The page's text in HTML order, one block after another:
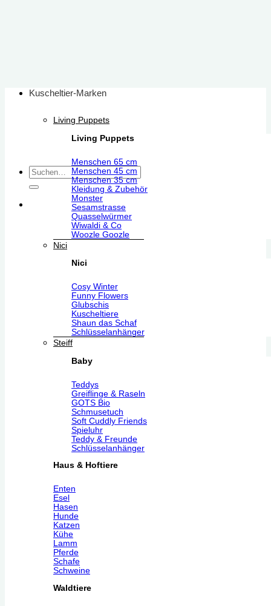
Suchen
nach:
Kuscheltier-Marken
Living Puppets
Living Puppets
Menschen 65 cm
Menschen 45 cm
Menschen 35 cm
Kleidung & Zubehör
Monster
Sesamstrasse
Quasselwürmer
Wiwaldi & Co
Woozle Goozle
Nici
Nici
Cosy Winter
Funny Flowers
Glubschis
Kuscheltiere
Shaun das Schaf
Schlüsselanhänger
Steiff
Baby
Teddys
Greiflinge & Raseln
GOTS Bio
Schmusetuch
Soft Cuddly Friends
Spieluhr
Teddy & Freunde
Schlüsselanhänger
Haus & Hoftiere
Enten
Esel
Hasen
Hunde
Katzen
Kühe
Lamm
Pferde
Schafe
Schweine
Waldtiere